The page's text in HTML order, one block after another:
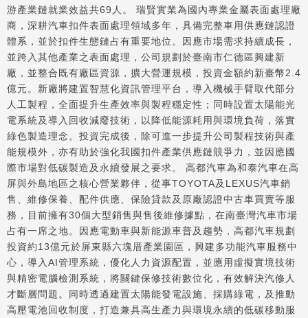
游產業鏈就業效益共69人。 瑞賢實業為國內專業金屬表面處理廠
商，深耕汽車扣件表面處理領域多年，具備完整車用供應鏈認證
體系，並於扣件生態鏈占有重要地位。因應市場需求持續成長，
並跨入其他產業之表面處理，公司規劃於臺南市仁德區興建新
廠，並整合既有廠區資源，擴大營運規模，投資金額約新臺幣2.4
億元。新廠將建置智慧化資訊管理平台，導入機械手臂取代部分
人工製程，全面提升生產效率與製程穩定性；同時設置太陽能光
電系統及導入回收減廢技術，以降低能源耗用與環境負荷，落實
綠色製造理念。投資完成後，除可進一步提升公司製程技術與產
能規模外，亦有助於強化我國扣件產業供應鏈競爭力，並因應國
際市場對低碳製造及永續發展之要求。 高都汽車為和泰汽車在高
屏與外島地區之核心營業夥伴，從事TOYOTA及LEXUS汽車銷
售、維修保養、配件供應、保險貸款及原廠認證中古車買賣等服
務，目前擁有30個大型銷售與售後維修據點，在南臺灣汽車市場
占有一席之地。因應電動車與新能源車普及趨勢，高都汽車規劃
投資約13億元於屏東縣六塊厝產業園區，興建多功能汽車服務中
心，導入AI管理系統，優化人力資源配置，並應用虛擬實境技術
與精密電腦檢測系統，將關鍵保修技術數位化，有效解決汽修人
才斷層問題。同時透過建置太陽能發電設施、採購綠電，及推動
高壓電池回收制度，打造兼具高生產力與環境永續的低碳移動服